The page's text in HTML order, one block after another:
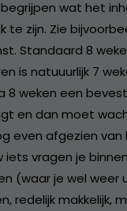
wat het
te zijn. Zie
Standaard 8
is natuuurlijk 7
8 weken een
en dan moet
even afgezien
iets vragen je
(waar je wel weer
redelijk makkelijk,